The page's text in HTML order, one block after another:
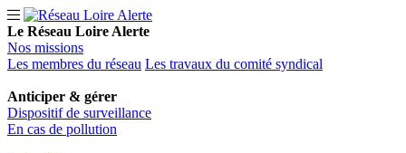
Le Réseau Loire Alerte
Nos missions
Les membres du réseau Les travaux du comité syndical
Anticiper & gérer
Dispositif de surveillance
En cas de pollution